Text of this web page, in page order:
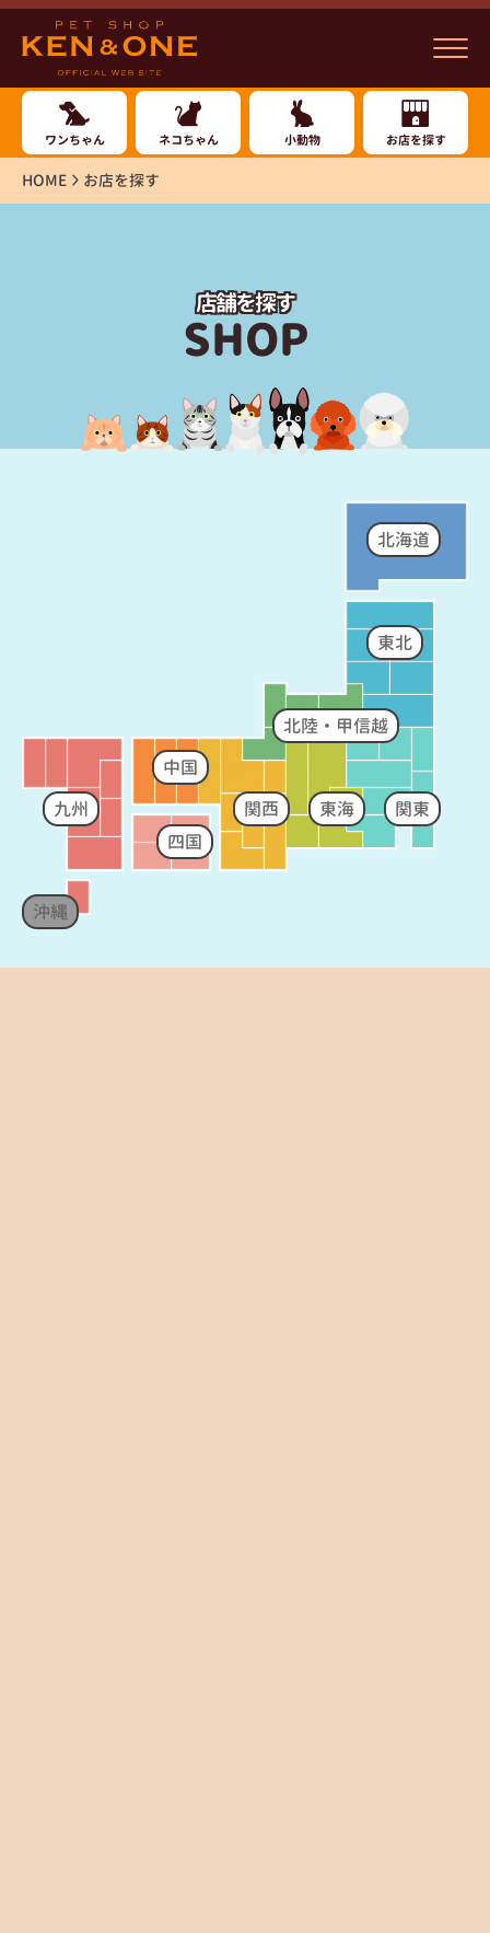
ワンちゃん ネコちゃん 小動物 お店を探す
HOME お店を探す
店舗を探す
SHOP
北海道
東北
関東
北陸・甲信越
東海
関西
中国
四国
九州
沖縄